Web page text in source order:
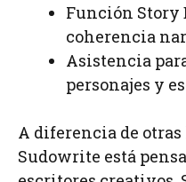
Función Story
coherencia
Asistencia
personajes y
A diferencia de
Sudowrite está